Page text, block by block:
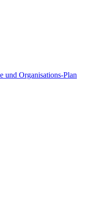
und Organisations-Plan